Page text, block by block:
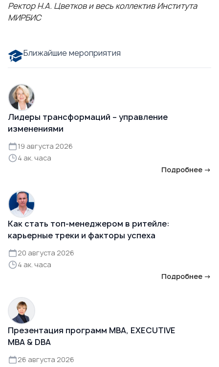
Ректор Н.А. Цветков и весь коллектив Института
МИРБИС
Ближайшие мероприятия
Лидеры трансформаций – управление
изменениями
19 августа 2026
4 ак. часа
Подробнее →
Как стать топ-менеджером в ритейле:
карьерные треки и факторы успеха
20 августа 2026
4 ак. часа
Подробнее →
Презентация программ MBA, EXECUTIVE
MBA & DBA
26 августа 2026